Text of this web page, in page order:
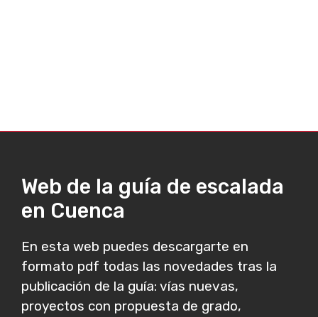
Web de la guía de escalada
en Cuenca
En esta web puedes descargarte en
formato pdf todas las novedades tras la
publicación de la guía: vías nuevas,
proyectos con propuesta de grado,